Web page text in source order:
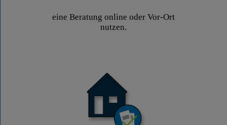
eine Beratung online oder Vor-Ort
nutzen.